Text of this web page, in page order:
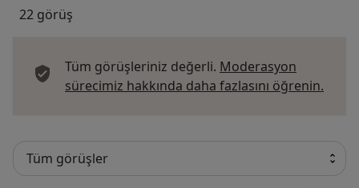
22 görüş
Tüm görüşleriniz değerli. Moderasyon
sürecimiz hakkında daha fazlasını öğrenin.